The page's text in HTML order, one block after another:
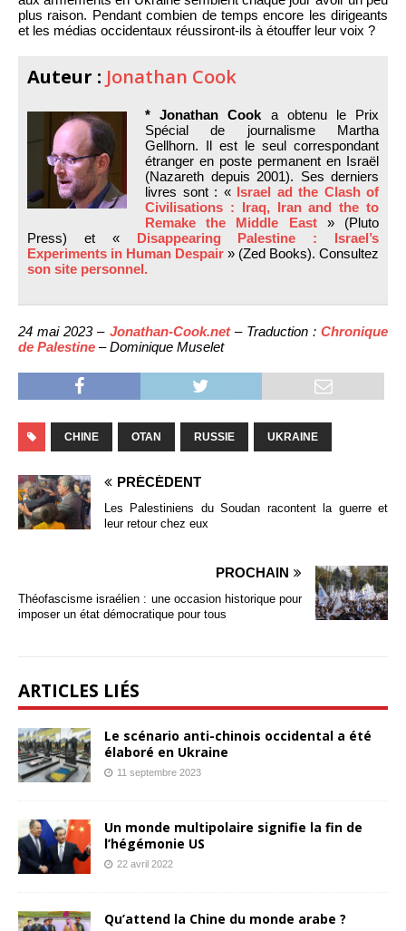
plus raison. Pendant combien de temps encore les dirigeants
et les médias occidentaux réussiront-ils à étouffer leur voix ?
Auteur : Jonathan Cook
* Jonathan Cook a obtenu le Prix
Spécial de journalisme Martha
Gellhorn. Il est le seul correspondant
étranger en poste permanent en Israël
(Nazareth depuis 2001). Ses derniers
livres sont : « Israel ad the Clash of
Civilisations : Iraq, Iran and the to
Remake the Middle East» (Pluto
Press) et « Disappearing Palestine : Israel’s
Experiments in Human Despair » (Zed Books). Consultez
son site personnel.
24 mai 2023 – Jonathan-Cook.net– Traduction : Chronique
de Palestine – Dominique Muselet
CHINE OTAN RUSSIE UKRAINE
PRÉCÉDENT
Les Palestiniens du Soudan racontent la guerre et
leur retour chez eux
PROCHAIN
Théofascisme israélien : une occasion historique pour
imposer un état démocratique pour tous
ARTICLES LIÉS
Le scénario anti-chinois occidental a été
élaboré en Ukraine
11 septembre 2023
Un monde multipolaire signifie la fin de
l’hégémonie US
22 avril 2022
Qu’attend la Chine du monde arabe ?